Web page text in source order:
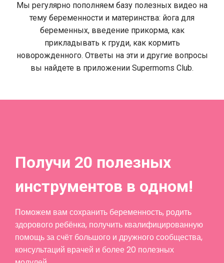
Мы регулярно пополняем базу полезных видео на
тему беременности и материнства: йога для
беременных, введение прикорма, как
прикладывать к груди, как кормить
новорожденного. Ответы на эти и другие вопросы
вы найдете в приложении Supermoms Club.
Получи 20 полезных
инструментов в одном!
Поможем вам сохранить беременность, родить
здорового ребёнка, получить квалифицированную
помощь за счёт большого и дружного сообщества,
консультаций врачей и более 20 полезных